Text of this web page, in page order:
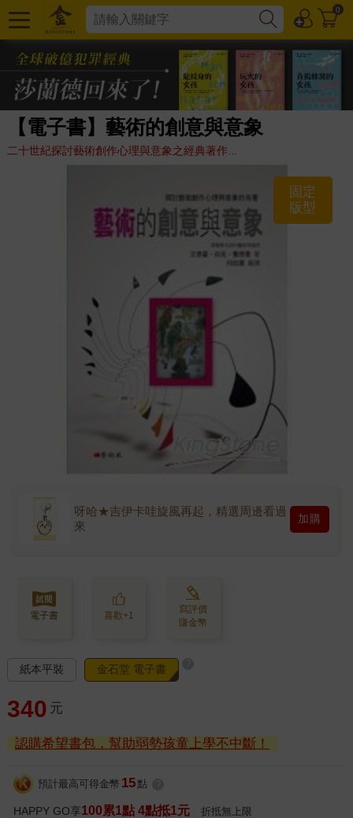
0
【電子書】藝術的創意與意象
二十世紀探討藝術創作心理與意象之經典著作...
固定
版型
呀哈★吉伊卡哇旋風再起，精選周邊看過
來
加購
電子書 喜歡+1
寫評價
賺金幣
紙本平裝 金石堂 電子書
340 元
認購希望書包，幫助弱勢孩童上學不中斷！
預計最高可得金幣 15 點
HAPPY GO享100累1點 4點抵1元 折抵無上限